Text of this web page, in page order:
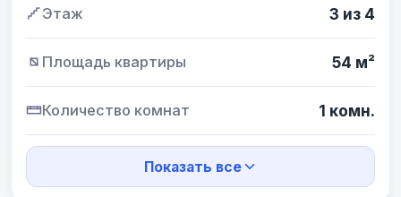
Этаж 3 из 4
Площадь квартиры 54 м²
Количество комнат 1 комн.
Показать все